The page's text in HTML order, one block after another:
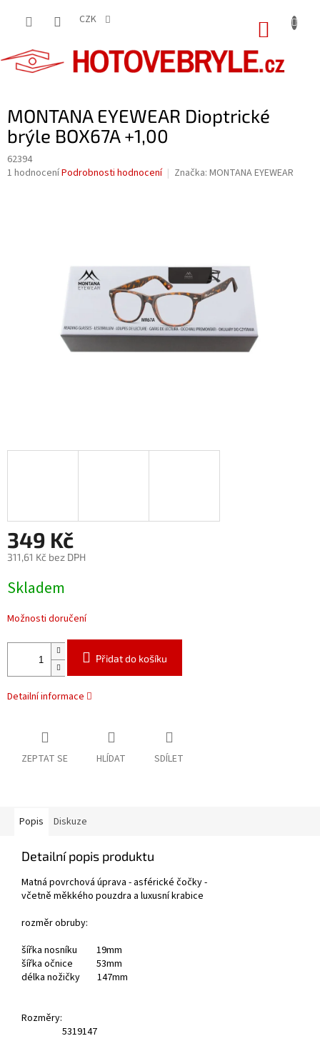
CZK
MONTANA EYEWEAR Dioptrické
brýle BOX67A +1,00
62394
Průměrné
1 hodnoceníPodrobnosti hodnocení Značka: MONTANA EYEWEAR
349 Kč
311,61 Kč bez DPH
cena:
Skladem
Možnosti doručení
Přidat do košíku
Detailní informace
ZEPTAT SE HLÍDAT SDÍLET
Popis Diskuze
Detailní popis produktu
Matná povrchová úprava - asférické čočky -
včetně měkkého pouzdra a luxusní krabice
rozměr obruby:
šířka nosníku 19mm
šířka očnice 53mm
délka nožičky 147mm
Rozměry:
5319147